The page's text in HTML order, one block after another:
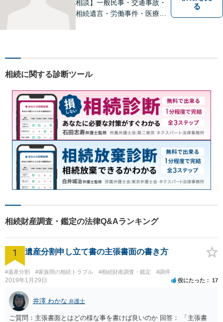
相談】一般民事・交通事故・
相続遺言・労働事件・医療問
籍し、複雑な問題にも対応可
したら、まずはご相談を。
る
相続に関する診断ツール
相続財産調査・鑑定の法律Q&Aランキング
1 遺産分割申し立て書の主張書面の書き方
#遺産分割 #家族間の相続トラブル #相続財産調査・鑑定 #調停
2019年1月29日 役にたった 17
井澤 わかな 弁護士
ご質問：主張書面とはどの様な事を書けば良いのか 回答： 「主張書